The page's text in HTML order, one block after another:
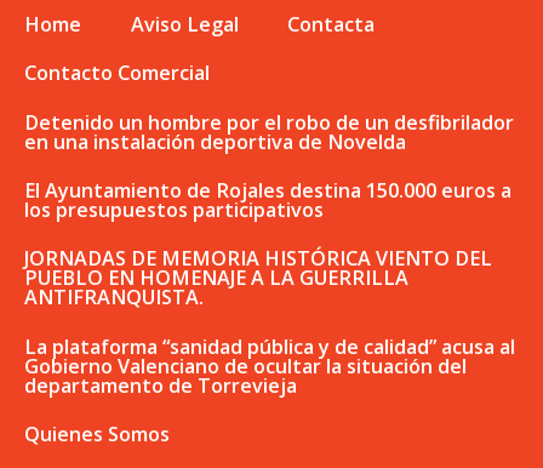
Home Aviso Legal
Contacta
Contacto Comercial
Detenido un hombre por el robo de un desfibrilador
en una instalación deportiva de Novelda
El Ayuntamiento de Rojales destina 150.000 euros a
los presupuestos participativos
JORNADAS DE MEMORIA HISTÓRICA VIENTO DEL
PUEBLO EN HOMENAJE A LA GUERRILLA
ANTIFRANQUISTA.
La plataforma “sanidad pública y de calidad” acusa al
Gobierno Valenciano de ocultar la situación del
departamento de Torrevieja
Quienes Somos